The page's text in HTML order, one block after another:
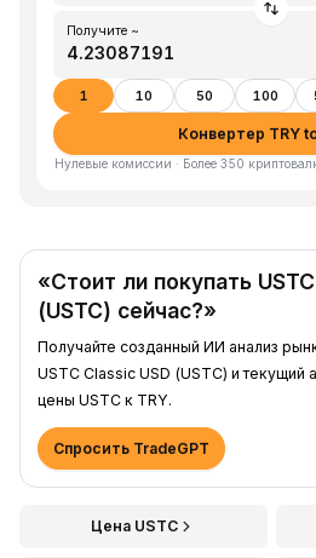
Получите ~
1 10 50 100
Конвертер TRY
Нулевые комиссии · Более 350
«Стоит ли покупать
(USTC) сейчас?»
Получайте созданный ИИ анализ
USTC Classic USD (USTC) и текущий
цены USTC к TRY.
Спросить TradeGPT
Цена USTC